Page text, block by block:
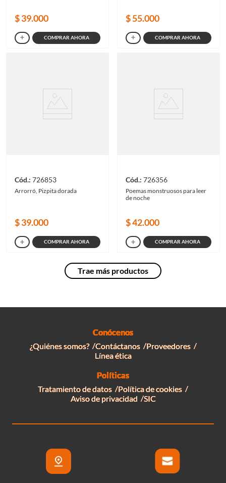
$39.000
COMPRAR AHORA
$55.000
COMPRAR AHORA
726853
Arrorró, Pizpita dorada
$39.000
COMPRAR AHORA
726356
Poemas monstruosos para leer
de noche
$42.000
COMPRAR AHORA
Conócenos
¿Quiénes somos?
Contáctanos
Proveedores
Línea ética
Políticas
Tratamiento de datos
Política de cookies
Aviso de privacidad
SIC